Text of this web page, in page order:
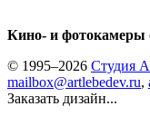
Кино- и фотокамеры
© 1995–2026 Студия
mailbox@artlebedev.ru,
Заказать дизайн...